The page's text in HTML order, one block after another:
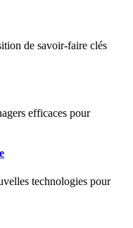
de savoir-faire clés
efficaces pour
technologies pour